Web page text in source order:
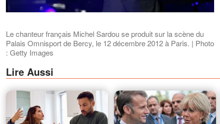
Le chanteur français Michel Sardou se produit sur la scène du
Palais Omnisport de Bercy, le 12 décembre 2012 à Paris. | Photo
: Getty Images
Lire Aussi